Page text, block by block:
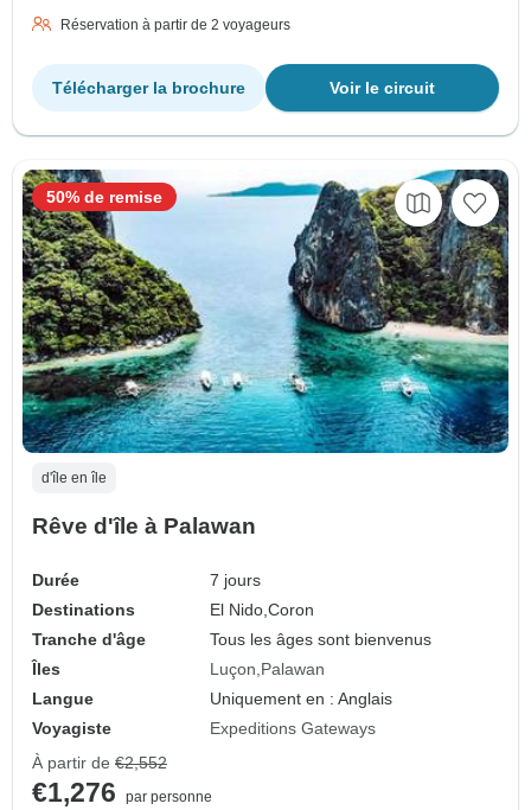
Réservation à partir de 2 voyageurs
Voir le circuit
Télécharger la brochure
d'île en île
Rêve d'île à Palawan
Durée
7 jours
Destinations
El Nido,Coron
Tranche d'âge
Tous les âges sont bienvenus
Îles
Luçon Palawan
Langue
Uniquement en : Anglais
Voyagiste
Expeditions Gateways
50% de remise
À partir de €2,552
€1,276
par personne